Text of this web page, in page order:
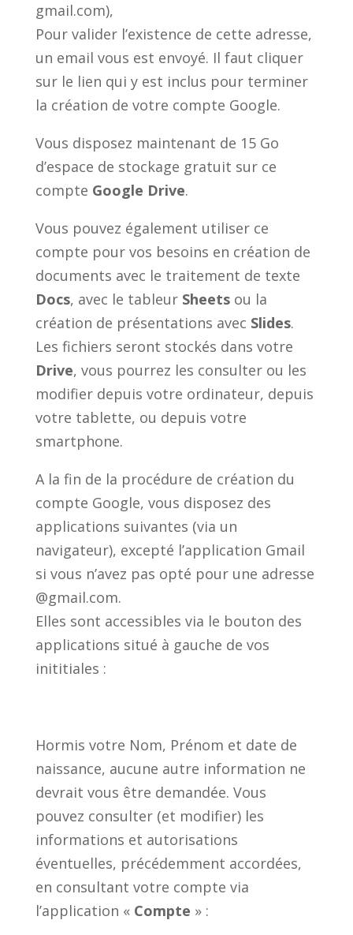
gmail.com),
Pour valider l’existence de cette adresse,
un email vous est envoyé. Il faut cliquer
sur le lien qui y est inclus pour terminer
la création de votre compte Google.
Vous disposez maintenant de 15 Go
d’espace de stockage gratuit sur ce
compte Google Drive.
Vous pouvez également utiliser ce
compte pour vos besoins en création de
documents avec le traitement de texte
Docs, avec le tableur Sheetsou la
création de présentations avec Slides.
Les fichiers seront stockés dans votre
Drive, vous pourrez les consulter ou les
modifier depuis votre ordinateur, depuis
votre tablette, ou depuis votre
smartphone.
A la fin de la procédure de création du
compte Google, vous disposez des
applications suivantes (via un
navigateur), excepté l’application Gmail
si vous n’avez pas opté pour une adresse
@gmail.com.
Elles sont accessibles via le bouton des
applications situé à gauche de vos
inititiales :
Hormis votre Nom, Prénom et date de
naissance, aucune autre information ne
devrait vous être demandée. Vous
pouvez consulter (et modifier) les
informations et autorisations
éventuelles, précédemment accordées,
en consultant votre compte via
l’application « Compte » :